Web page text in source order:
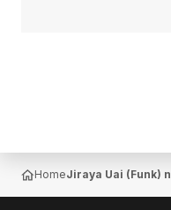
HomeJiraya Uai (Funk)